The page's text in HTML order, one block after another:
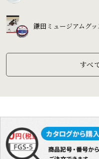
鎌田ミュージアムグ
すべ